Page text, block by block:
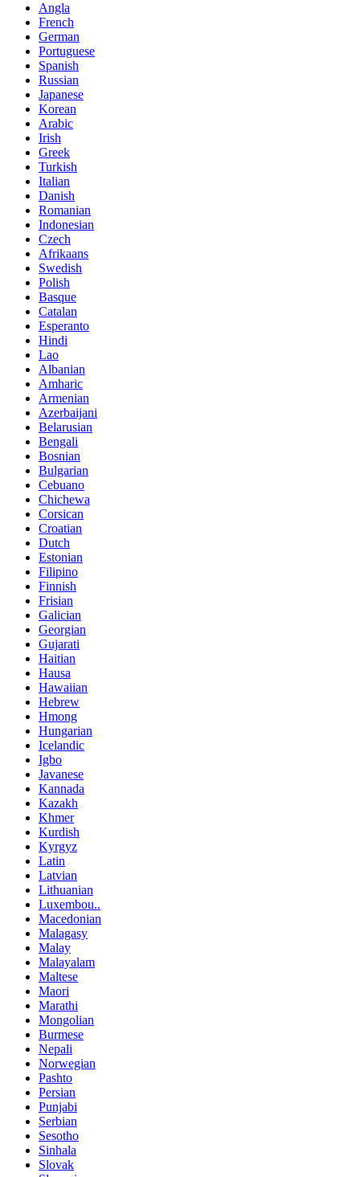
Angla
French
German
Portuguese
Spanish
Russian
Japanese
Korean
Arabic
Irish
Greek
Turkish
Italian
Danish
Romanian
Indonesian
Czech
Afrikaans
Swedish
Polish
Basque
Catalan
Esperanto
Hindi
Lao
Albanian
Amharic
Armenian
Azerbaijani
Belarusian
Bengali
Bosnian
Bulgarian
Cebuano
Chichewa
Corsican
Croatian
Dutch
Estonian
Filipino
Finnish
Frisian
Galician
Georgian
Gujarati
Haitian
Hausa
Hawaiian
Hebrew
Hmong
Hungarian
Icelandic
Igbo
Javanese
Kannada
Kazakh
Khmer
Kurdish
Kyrgyz
Latin
Latvian
Lithuanian
Luxembou..
Macedonian
Malagasy
Malay
Malayalam
Maltese
Maori
Marathi
Mongolian
Burmese
Nepali
Norwegian
Pashto
Persian
Punjabi
Serbian
Sesotho
Sinhala
Slovak